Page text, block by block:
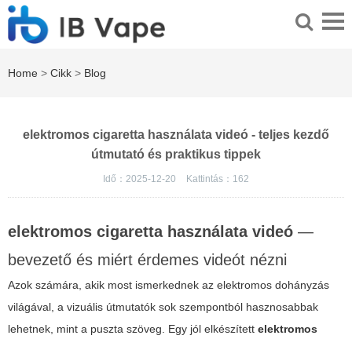
Home > Cikk > Blog
elektromos cigaretta használata videó - teljes kezdő
útmutató és praktikus tippek
Idő：2025-12-20 Kattintás： 162
elektromos cigaretta használata videó —
bevezető és miért érdemes videót nézni
Azok számára, akik most ismerkednek az elektromos dohányzás
világával, a vizuális útmutatók sok szempontból hasznosabbak
lehetnek, mint a puszta szöveg. Egy jól elkészített elektromos